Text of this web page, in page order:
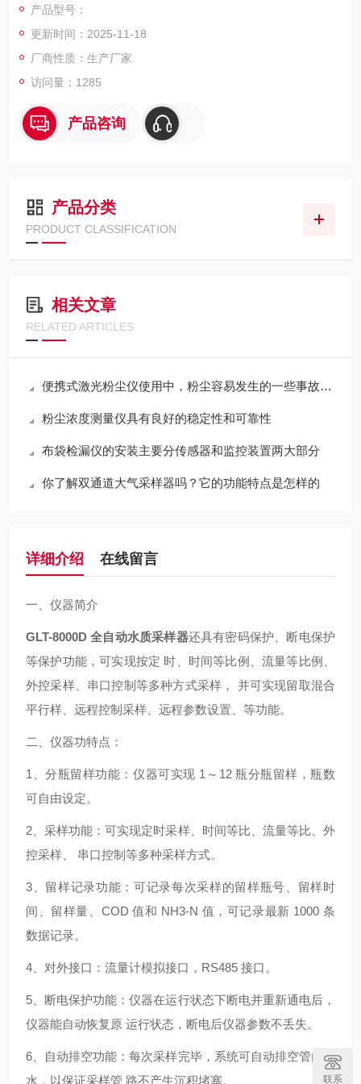
产品型号：
更新时间：2025-11-18
厂商性质：生产厂家
访问量：1285
产品咨询
产品分类
PRODUCT CLASSIFICATION
相关文章
RELATED ARTICLES
便携式激光粉尘仪使用中，粉尘容易发生的一些事故进行下介绍
粉尘浓度测量仪具有良好的稳定性和可靠性
布袋检漏仪的安装主要分传感器和监控装置两大部分
你了解双通道大气采样器吗？它的功能特点是怎样的
详细介绍 在线留言
一、仪器简介
GLT-8000D 全自动水质采样器还具有密码保护、断电保护
等保护功能，可实现按定 时、时间等比例、流量等比例、
外控采样、串口控制等多种方式采样， 并可实现留取混合
平行样、远程控制采样、远程参数设置、等功能。
二、仪器功特点：
1、分瓶留样功能：仪器可实现 1～12 瓶分瓶留样，瓶数
可自由设定。
2、采样功能：可实现定时采样、时间等比、流量等比、外
控采样、 串口控制等多种采样方式。
3、留样记录功能：可记录每次采样的留样瓶号、留样时
间、留样量、COD 值和 NH3-N 值，可记录最新 1000 条
数据记录。
4、对外接口：流量计模拟接口，RS485 接口。
5、断电保护功能：仪器在运行状态下断电并重新通电后，
仪器能自动恢复原 运行状态，断电后仪器参数不丢失。
6、自动排空功能：每次采样完毕，系统可自动排空管内存
水，以保证采样管 路不产生沉积堵塞。
联系